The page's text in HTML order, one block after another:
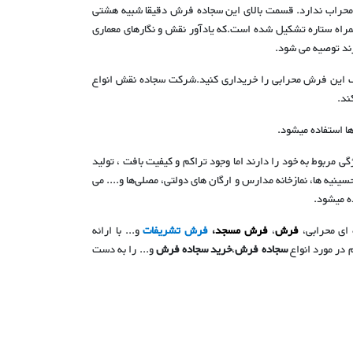
ندارد. قسمت بالای این سجاده فرش دقیقا شبیه هشتی
ستاره تشکیل شده است.که یادآور نقش و نگارهای معماری
توصیه می شود.
این فرش محرابی را خریداری کنید.شرکت سجاده نقش انواع
استفاده میشود.
به خود را دارند اما وجود تراکم و کیفیت بافت ، تولید
ها، نمازخانه مدارس و ارگان های دولتی، مصلی‌ها و.... می
میشود.
محرابی،فرش،فرش مسجد، فرش تشریفاتو... با ارائه
در مورد انواعسجاده فرش،خرید سجاده فرشو... را به دست